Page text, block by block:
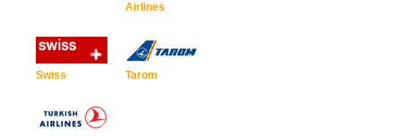
Airlines
Swiss Tarom